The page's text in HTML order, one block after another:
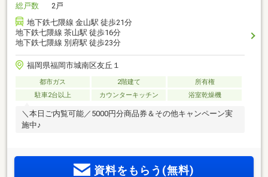
総戸数
2戸
地下鉄七隈線 金山駅 徒歩21分
地下鉄七隈線 茶山駅 徒歩16分
地下鉄七隈線 別府駅 徒歩23分
福岡県福岡市城南区友丘１
都市ガス 2階建て
所有権
駐車2台以上
カウンターキッチン 浴室乾燥機
＼本日ご内覧可能／5000円分商品券＆その他キャンペーン実
施中♪
資料をもらう(無料)